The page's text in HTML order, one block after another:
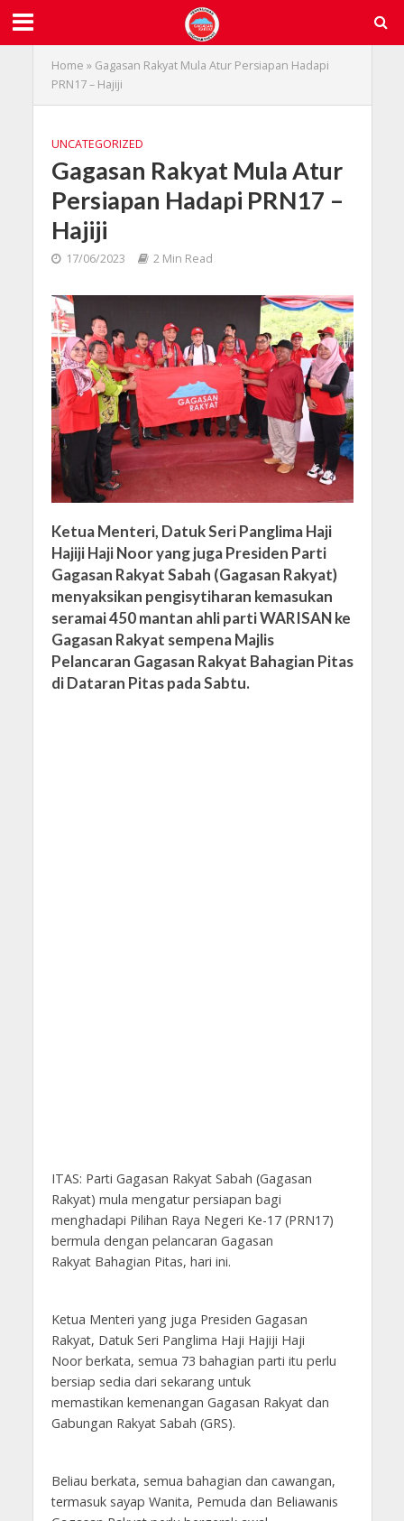
Home » Gagasan Rakyat Mula Atur Persiapan Hadapi
PRN17 – Hajiji
UNCATEGORIZED
Gagasan Rakyat Mula Atur
Persiapan Hadapi PRN17 –
Hajiji
17/06/2023 2 Min Read
Ketua Menteri, Datuk Seri Panglima Haji
Hajiji Haji Noor yang juga Presiden Parti
Gagasan Rakyat Sabah (Gagasan Rakyat)
menyaksikan pengisytiharan kemasukan
seramai 450 mantan ahli parti WARISAN ke
Gagasan Rakyat sempena Majlis
Pelancaran Gagasan Rakyat Bahagian Pitas
di Dataran Pitas pada Sabtu.
ITAS: Parti Gagasan Rakyat Sabah (Gagasan
Rakyat) mula mengatur persiapan bagi
menghadapi Pilihan Raya Negeri Ke-17 (PRN17)
bermula dengan pelancaran Gagasan
Rakyat Bahagian Pitas, hari ini.
Ketua Menteri yang juga Presiden Gagasan
Rakyat, Datuk Seri Panglima Haji Hajiji Haji
Noor berkata, semua 73 bahagian parti itu perlu
bersiap sedia dari sekarang untuk
memastikan kemenangan Gagasan Rakyat dan
Gabungan Rakyat Sabah (GRS).
Beliau berkata, semua bahagian dan cawangan,
termasuk sayap Wanita, Pemuda dan Beliawanis